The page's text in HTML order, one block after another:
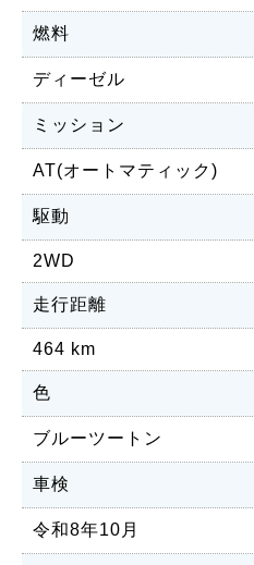
燃料
ディーゼル
ミッション
AT(オートマティック)
駆動
2WD
走行距離
464 km
色
ブルーツートン
車検
令和8年10月